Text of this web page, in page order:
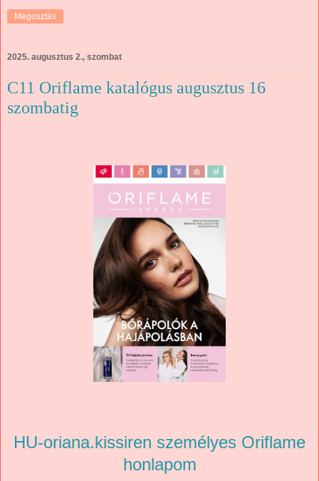
Megosztás
2025. augusztus 2., szombat
C11 Oriflame katalógus augusztus 16
szombatig
HU-oriana.kissiren személyes Oriflame
honlapom